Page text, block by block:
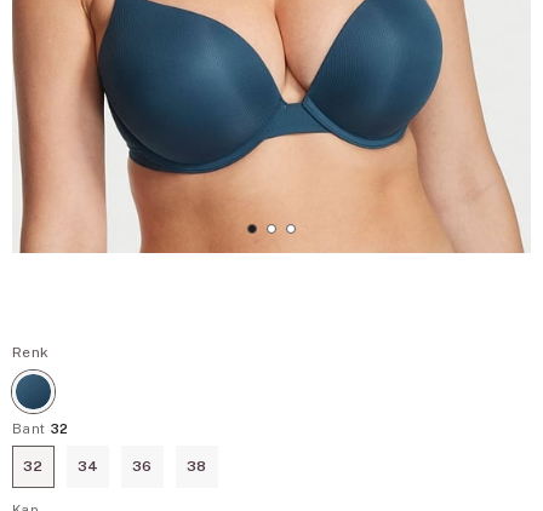
Renk
Bant 32
32 34 36 38